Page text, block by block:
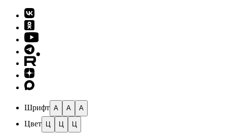
Шрифт A A A
Цвет Ц Ц Ц